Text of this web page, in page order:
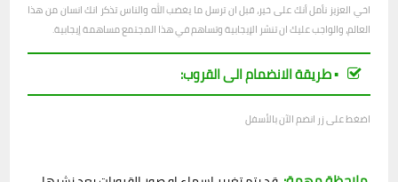
اخي العزيز نأمل أنك على خير، قبل ان ترسل ما يغضب الله والناس تذكر انك انسان من هذا
العالم، والواجب عليك ان تنشر الإيجابية وتساهم في هذا المجتمع مساهمة إيجابية.
▪︎ طريقة الانضمام الى القروب:
اضغط على زر انضم الآن بالأسفل